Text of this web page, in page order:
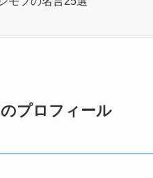
プロフィール